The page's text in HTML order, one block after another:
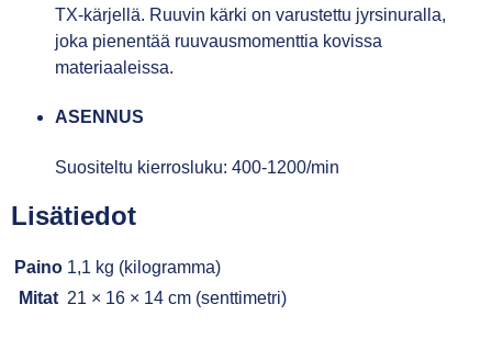
TX-kärjellä. Ruuvin kärki on varustettu jyrsinuralla,
joka pienentää ruuvausmomenttia kovissa
materiaaleissa.
ASENNUS
Suositeltu kierrosluku: 400-1200/min
Lisätiedot
Paino 1,1 kg (kilogramma)
Mitat 21 × 16 × 14 cm (senttimetri)